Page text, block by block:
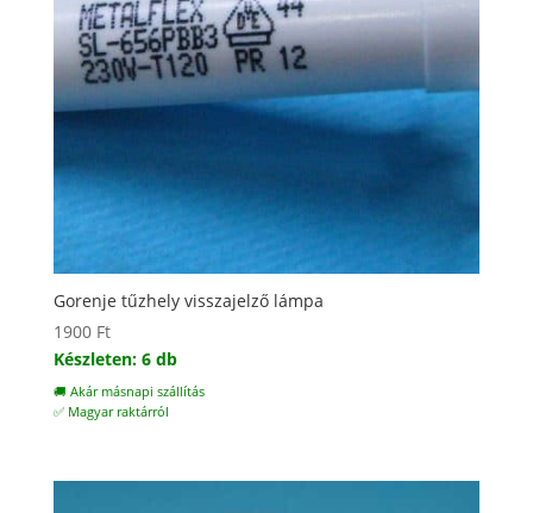
Gorenje tűzhely visszajelző lámpa
1900 Ft
Készleten: 6 db
🚚 Akár másnapi szállítás
✅ Magyar raktárról